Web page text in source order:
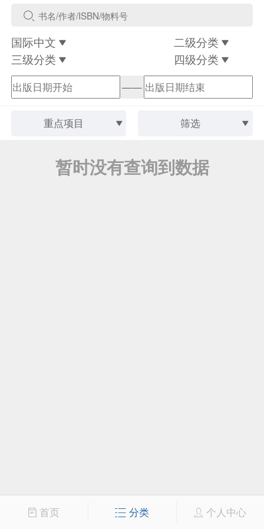
国际中文
二级分类
三级分类
四级分类
——
重点项目 筛选
暂时没有查询到数据
首页 分类 个人中心